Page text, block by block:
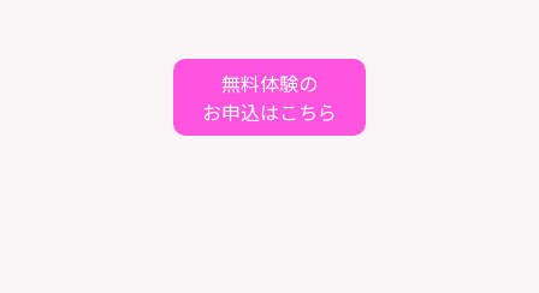
無料体験の
お申込はこちら